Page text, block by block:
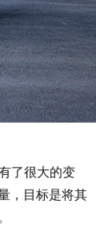
了很大的变
，目标是将其